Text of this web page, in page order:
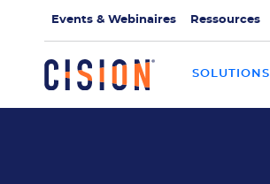
Events & Webinaires Ressources
SOLUTIONS